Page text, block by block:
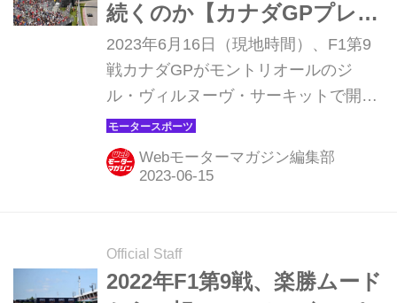
続くのか【カナダGPプレビ
ュー】
2023年6月16日（現地時間）、F1第9
戦カナダGPがモントリオールのジ
ル・ヴィルヌーヴ・サーキットで開幕
する。今シーズンここまで負けなしの
7連勝と圧倒的な速さを見せるレッド
ブルがここでも圧勝してしまうのか。
ーキ性能、タイヤ温度、天候、戦略、
予選順位の重要性、オーバーテイク、
Webモーターマガジン編集部
Official Staff
2022年F1第9戦、楽勝ムード